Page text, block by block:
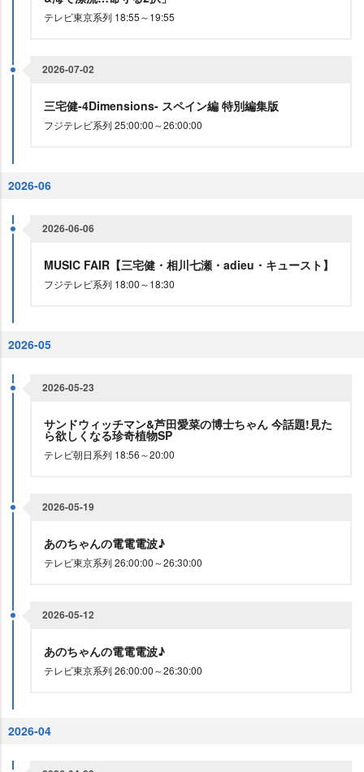
テレビ東京系列 18:55～19:55
2026-07-02
三宅健-4Dimensions- スペイン編 特別編集版
フジテレビ系列 25:00:00～26:00:00
2026-06
2026-06-06
MUSIC FAIR【三宅健・相川七瀬・adieu・キュースト】
フジテレビ系列 18:00～18:30
2026-05
2026-05-23
サンドウィッチマン&芦田愛菜の博士ちゃん 今話題!見た
ら欲しくなる珍奇植物SP
テレビ朝日系列 18:56～20:00
2026-05-19
あのちゃんの電電電波♪
テレビ東京系列 26:00:00～26:30:00
2026-05-12
あのちゃんの電電電波♪
テレビ東京系列 26:00:00～26:30:00
2026-04